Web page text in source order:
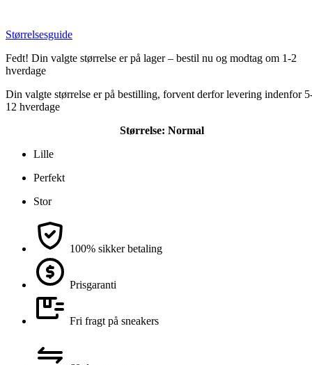
Størrelsesguide
Fedt! Din valgte størrelse er på lager – bestil nu og modtag om 1-2
hverdage
Din valgte størrelse er på bestilling, forvent derfor levering indenfor
12 hverdage
Størrelse: Normal
Lille
Perfekt
Stor
100% sikker betaling
Prisgaranti
Fri fragt på sneakers